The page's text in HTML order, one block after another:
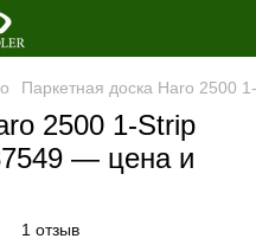
Паркетная доска Haro 2500
2500 1-Strip
— цена и
1 отзыв